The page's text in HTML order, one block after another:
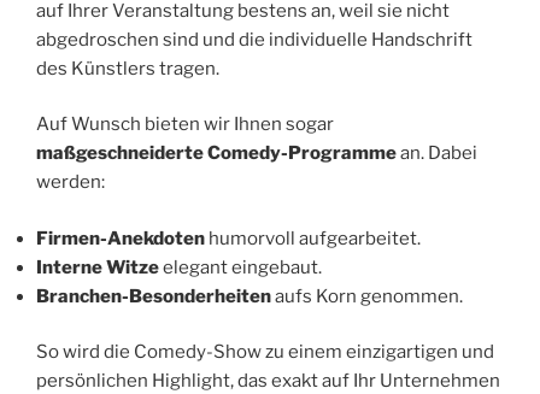
auf Ihrer Veranstaltung bestens an, weil sie nicht
abgedroschen sind und die individuelle Handschrift
des Künstlers tragen.
Auf Wunsch bieten wir Ihnen sogar
maßgeschneiderte Comedy-Programmean. Dabei
werden:
Firmen-Anekdoten humorvoll aufgearbeitet.
Interne Witzeelegant eingebaut.
Branchen-Besonderheitenaufs Korn genommen.
So wird die Comedy-Show zu einem einzigartigen und
persönlichen Highlight, das exakt auf Ihr Unternehmen